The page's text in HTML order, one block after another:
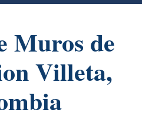
Muros de
Villeta,